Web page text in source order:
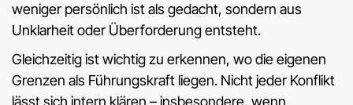
weniger persönlich ist als gedacht, sondern aus
Unklarheit oder Überforderung entsteht.
Gleichzeitig ist wichtig zu erkennen, wo die eigenen
Grenzen als Führungskraft liegen. Nicht jeder Konflikt